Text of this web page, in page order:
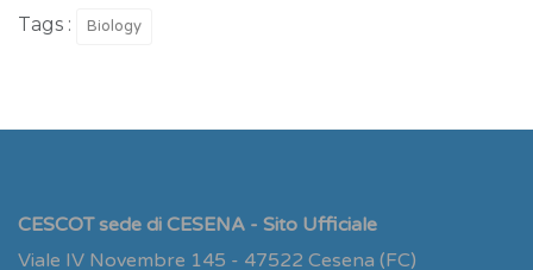
Tags : Biology
CESCOT sede di CESENA - Sito Ufficiale
Viale IV Novembre 145 - 47522 Cesena (FC)